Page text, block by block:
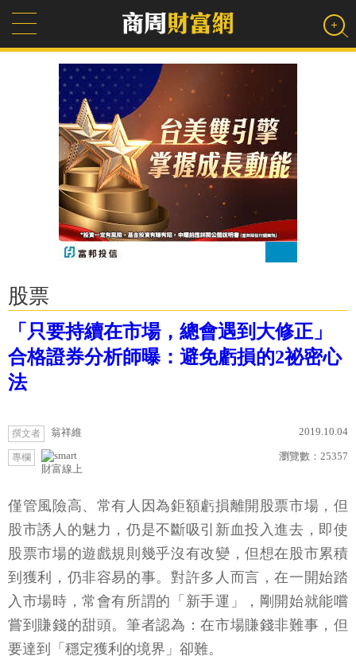
股票
「只要持續在市場，總會遇到大修正」
合格證券分析師曝：避免虧損的2祕密心
法
撰文者 翁祥維 2019.10.04
專欄
財富線上
瀏覽數： 25357
僅管風險高、常有人因為鉅額虧損離開股票市場，但
股市誘人的魅力，仍是不斷吸引新血投入進去，即使
股票市場的遊戲規則幾乎沒有改變，但想在股市累積
到獲利，仍非容易的事。對許多人而言，在一開始踏
入市場時，常會有所謂的「新手運」，剛開始就能嚐
嘗到賺錢的甜頭。筆者認為：在市場賺錢非難事，但
要達到「穩定獲利的境界」卻難。